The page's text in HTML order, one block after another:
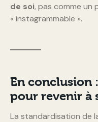
de soi, pas comme un
« instagrammable ».
En conclusion
pour revenir à
La standardisation de